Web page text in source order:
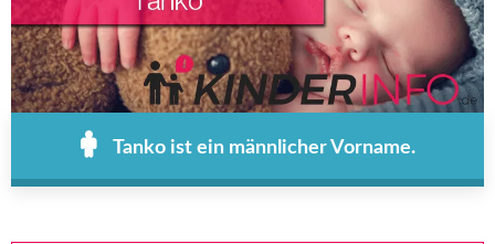
Tanko ist ein männlicher Vorname.